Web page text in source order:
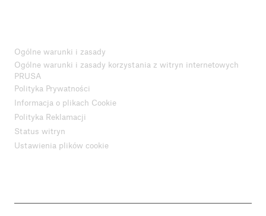
Ogólne warunki i zasady
Ogólne warunki i zasady korzystania z witryn internetowych
PRUSA
Polityka Prywatności
Informacja o plikach Cookie
Polityka Reklamacji
Status witryn
Ustawienia plików cookie